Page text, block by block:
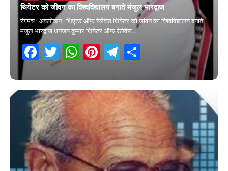
थियेटर को जीवन का विश्वविद्यालय बनाते मंजुल भारद्वाज
रंगमंच : अवलोकन : थिएटर ऑफ़ रेलेवंस थियेटर को जीवन का विश्वविद्यालय बनाते
मंजुल भारद्वाज धनंजय कुमार थियेटर ऑफ रेलेवेंस…
Facebook
Twitter
WhatsApp
Pinterest
Telegram
7 June 2026